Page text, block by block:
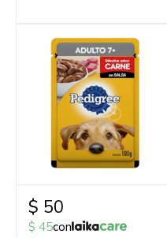
$ 50
$ 45con